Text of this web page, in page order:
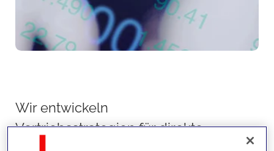
Wir entwickeln
Vertriebsstrategien für direkte